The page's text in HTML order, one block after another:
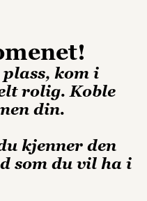
kom i
rolig. Koble
din.
kjenner den
som du vil ha i